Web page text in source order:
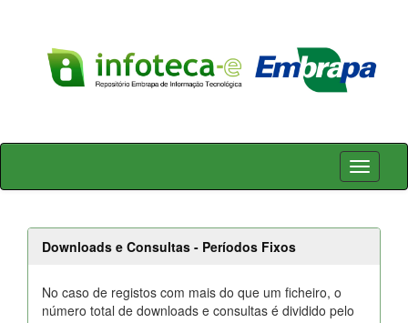
Skip
Downloads e Consultas - Períodos Fixos
No caso de registos com mais do que um ficheiro, o
número total de downloads e consultas é dividido pelo